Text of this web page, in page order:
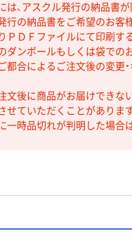
は、アスクル発行の納品書
行の納品書をご希望のお客
ＰＤＦファイルにて印刷す
ダンボールもしくは袋での
都合によるご注文後の変更
文後に商品がお届けできな
せていただくことがあります
一時品切れが判明した場合